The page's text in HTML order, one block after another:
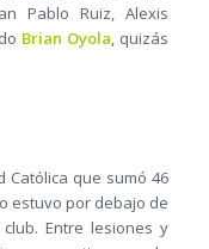
Pablo Ruiz, Alexis
Brian Oyola, quizás
Católica que sumó 46
estuvo por debajo de
Entre lesiones y